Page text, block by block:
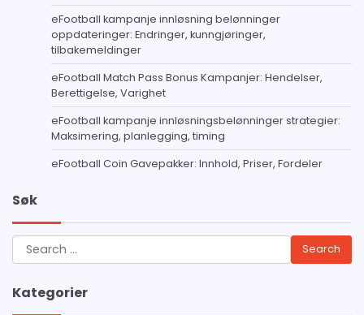
eFootball kampanje innløsning belønninger
oppdateringer: Endringer, kunngjøringer,
tilbakemeldinger
eFootball Match Pass Bonus Kampanjer: Hendelser,
Berettigelse, Varighet
eFootball kampanje innløsningsbelønninger strategier:
Maksimering, planlegging, timing
eFootball Coin Gavepakker: Innhold, Priser, Fordeler
Søk
Search
for:
Kategorier